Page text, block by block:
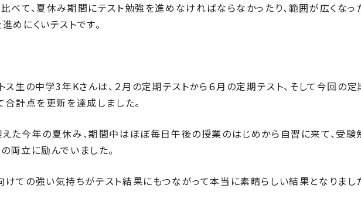
べて、夏休み期間にテスト勉強を進めなければならなかったり、範囲が広くなっ
めにくいテストです。
ス生の中学3年Kさんは、２月の定期テストから６月の定期テスト、そして今回の定
合計点を更新を達成しました。
た今年の夏休み、期間中はほぼ毎日午後の授業のはじめから自習に来て、受験
両立に励んでいました。
ての強い気持ちがテスト結果にもつながって本当に素晴らしい結果となりまし